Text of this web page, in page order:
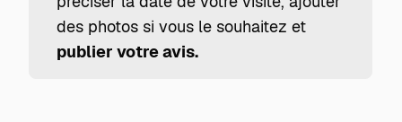
des photos si vous le souhaitez et
publier votre avis.